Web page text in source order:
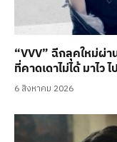
“VVV” ฉีกลุคใหม่ผ่
ที่คาดเดาไม่ได้ มาไว
6 สิงหาคม 2026